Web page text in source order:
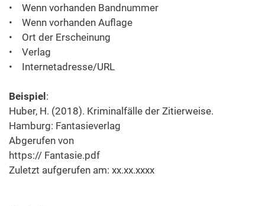
• Wenn vorhanden Bandnummer
• Wenn vorhanden Auflage
• Ort der Erscheinung
• Verlag
• Internetadresse/URL
Beispiel :
Huber, H. (2018). Kriminalfälle der Zitierweise.
Hamburg: Fantasieverlag
Abgerufen von
https:// Fantasie.pdf
Zuletzt aufgerufen am: xx.xx.xxxx